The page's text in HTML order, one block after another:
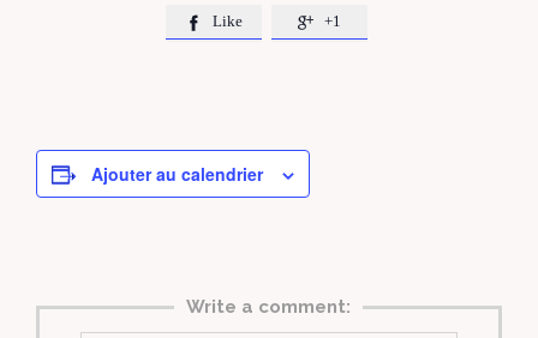
 Like  +1
Ajouter au calendrier
Write a comment: